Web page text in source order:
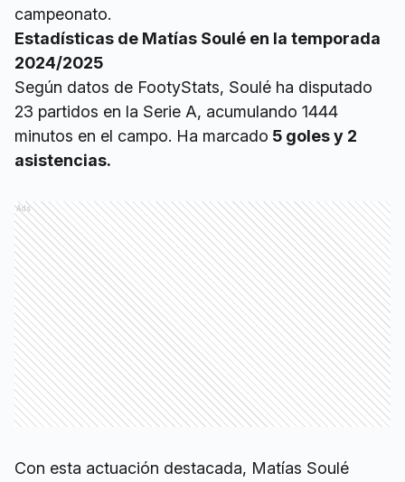
campeonato.
Estadísticas de Matías Soulé en la temporada
2024/2025
Según datos de FootyStats, Soulé ha disputado
23 partidos en la Serie A, acumulando 1444
minutos en el campo. Ha marcado 5 goles y 2
asistencias.
Ads
Con esta actuación destacada, Matías Soulé